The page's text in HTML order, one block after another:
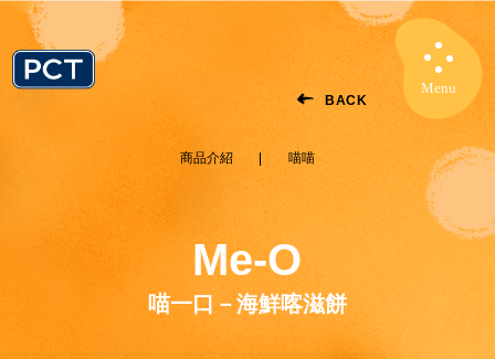
MenuClose
BACK
商品介紹 喵喵
Me-O
喵一口－海鮮喀滋餅